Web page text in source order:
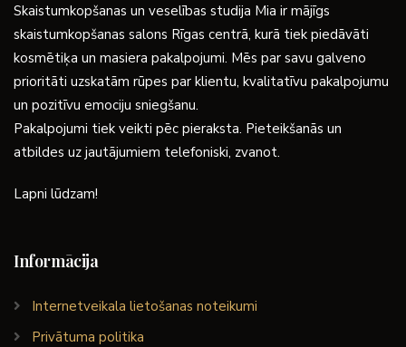
Skaistumkopšanas un veselības studija Mia ir mājīgs
skaistumkopšanas salons Rīgas centrā, kurā tiek piedāvāti
kosmētiķa un masiera pakalpojumi. Mēs par savu galveno
prioritāti uzskatām rūpes par klientu, kvalitatīvu pakalpojumu
un pozitīvu emociju sniegšanu.
Pakalpojumi tiek veikti pēc pieraksta. Pieteikšanās un
atbildes uz jautājumiem telefoniski, zvanot.
Lapni lūdzam!
Informācija
Internetveikala lietošanas noteikumi
Privātuma politika